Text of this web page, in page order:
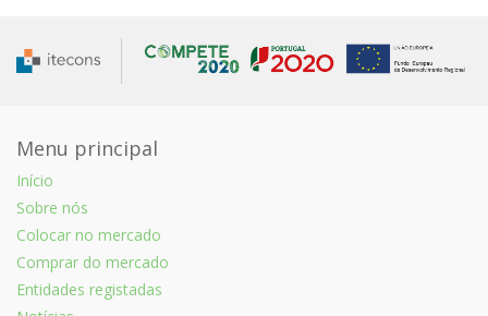
Menu principal
Início
Sobre nós
Colocar no mercado
Comprar do mercado
Entidades registadas